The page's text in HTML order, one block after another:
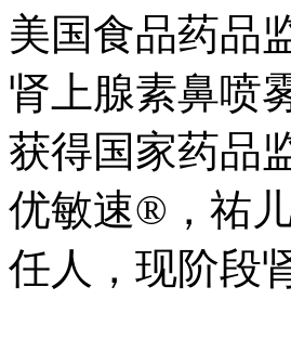
美国食品药品
肾上腺素鼻喷
获得国家药品
优敏速®，祐
任人，现阶段